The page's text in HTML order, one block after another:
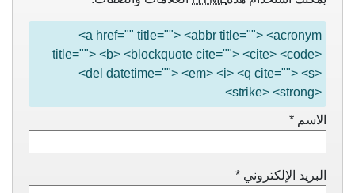
<a href="" title=""> <abbr title=""> <acronym
title=""> <b> <blockquote cite=""> <cite> <code>
<del datetime=""> <em> <i> <q cite=""> <s>
<strike> <strong>
الاسم *
البريد الإلكتروني *